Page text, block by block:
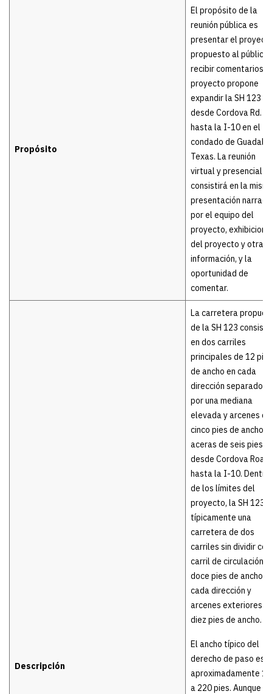
Propósito
El propósito de la
reunión pública es
presentar el
propuesto al público
recibir comentarios.
proyecto propone
expandir la SH 123
desde Cordova Rd.
hasta la I-10 en el
condado de
Texas. La reunión
virtual y presencial
consistirá en la
presentación narrada
por el equipo del
proyecto,
del proyecto y otra
información, y la
oportunidad de
comentar.
Descripción
La carretera
de la SH 123
en dos carriles
principales de 12 pies
de ancho en cada
dirección separados
por una mediana
elevada y arcenes de
cinco pies de ancho
aceras de seis pies
desde Cordova Road
hasta la I-10. Dentro
de los límites del
proyecto, la SH 123
típicamente una
carretera de dos
carriles sin dividir con
carril de circulación
doce pies de ancho
cada dirección y
arcenes exteriores
diez pies de ancho.
El ancho típico del
derecho de paso es
aproximadamente
a 220 pies. Aunque se